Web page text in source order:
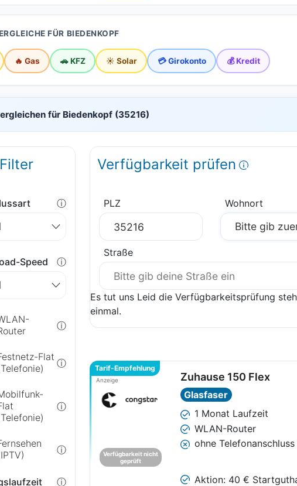
FÜR BIEDENKOPF
🔥 Gas 🚗 KFZ ☀️ Solar 💳 Girokonto 💰 Kredit
für Biedenkopf (35216)